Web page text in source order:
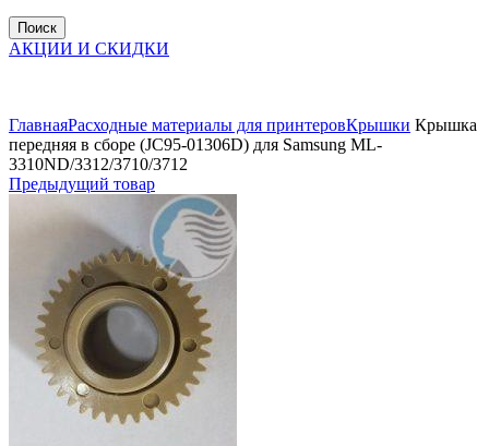
Поиск
АКЦИИ И СКИДКИ
ГлавнаяРасходные материалы для принтеровКрышки Крышка
передняя в сборе (JC95-01306D) для Samsung ML-
3310ND/3312/3710/3712
Предыдущий товар